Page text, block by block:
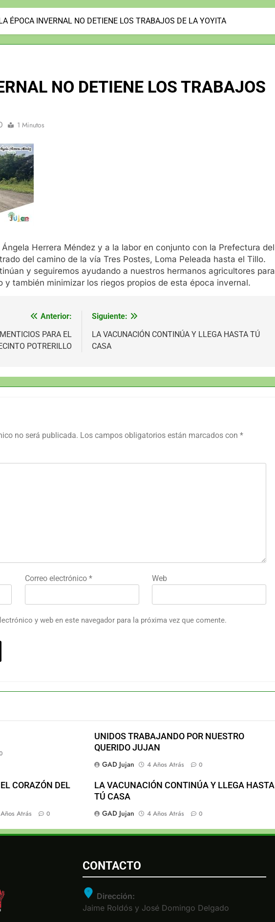
LA ÉPOCA INVERNAL NO DETIENE LOS TRABAJOS DE LA YOYITA
NO DETIENE LOS TRABAJOS
1 Minutos
Herrera Méndez y a la labor en conjunto con la Prefectura del
del camino de la vía Tres Postes, Loma Peleada hasta el Tillo.
y seguiremos ayudando a nuestros hermanos agricultores para
y también minimizar los riegos propios de esta época invernal.
Anterior:
PARA EL
POTRERILLO
Siguiente:
LA VACUNACIÓN CONTINÚA Y LLEGA HASTA TÚ
CASA
no será publicada. Los campos obligatorios están marcados con *
Correo electrónico * Web
y web en este navegador para la próxima vez que comente.
UNIDOS TRABAJANDO POR NUESTRO
QUERIDO JUJAN
GAD Jujan
4 Años Atrás 0
CORAZÓN DEL
Atrás 0
LA VACUNACIÓN CONTINÚA Y LLEGA HASTA
TÚ CASA
GAD Jujan
4 Años Atrás 0
CONTACTO
Dirección:
Jaime Roldós y José Domingo Delgado